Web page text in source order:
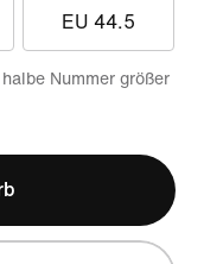
EU 44.5
Nummer größer